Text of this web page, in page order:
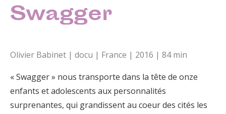
Swagger
Olivier Babinet | docu | France | 2016 | 84 min
« Swagger » nous transporte dans la tête de onze
enfants et adolescents aux personnalités
surprenantes, qui grandissent au coeur des cités les